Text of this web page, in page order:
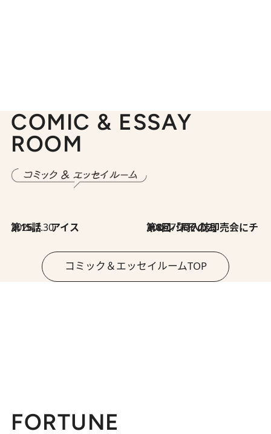
COMIC & ESSAY
ROOM
2026.7.30
第15話 アイス 2026.7.30
第8回「同人誌即売会にチャレンジ その2」
コミック＆エッセイルームTOP
FORTUNE